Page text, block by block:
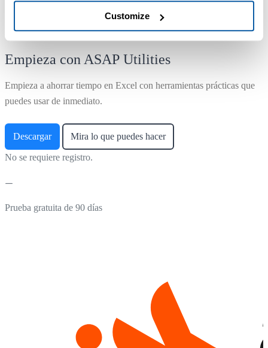
Customize
Empieza con ASAP Utilities
Empieza a ahorrar tiempo en Excel con herramientas prácticas que
puedes usar de inmediato.
Descargar Mira lo que puedes hacer
No se requiere registro.
Prueba gratuita de 90 días